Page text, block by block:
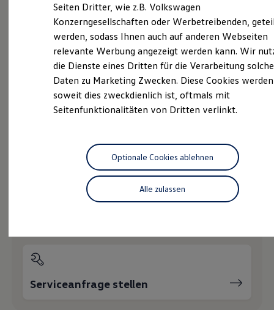
ID. Software Versionen und Updates
Digitale Extras
Schnittstellen zu Ihrem ID.
Hybridautos
Marke und Erlebnis
Volkswagen R und R Experience
R-Modelle
Driving Experience
Volkswagen entdecken
Lifestyle Shop
T-Roc Kollektion
Golf Kollektion
ID. Kollektion
Volkswagen Kollektion
R-Kollektion
Besitzer und Service
Service und Ersatzteile
Gebrauchtwagen
Service
Online-Fahrzeugbewertung
Wie können wir
Ihnen weiterhelfen?
Serviceanfrage stellen
Seiten Dritter, wie z.B. Volkswagen
Konzerngesellschaften oder Werbetreibenden,
werden, sodass Ihnen auch auf anderen Webseiten
relevante Werbung angezeigt werden kann. Wir
die Dienste eines Dritten für die Verarbeitung
Daten zu Marketing Zwecken. Diese Cookies
soweit dies zweckdienlich ist, oftmals mit
Seitenfunktionalitäten von Dritten verlinkt.
Alle zulassen
Optionale Cookies ablehnen